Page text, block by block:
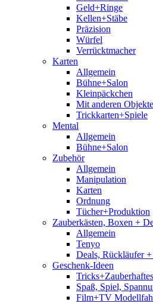
Geld+Ringe
Kellen+Stäbe
Präzision
Würfel
Verrücktmacher
Karten
Allgemein
Bühne+Salon
Kleinpäckchen
Mit anderen
Trickkarten+Spiele
Mental
Allgemein
Bühne+Salon
Zubehör
Allgemein
Manipulation
Karten
Ordnung
Tücher+Produktion
Zauberkästen, Boxen +
Allgemein
Tenyo
Deals, Rückläufer
Geschenk-Ideen
Spaß, Spiel,
Film+TV